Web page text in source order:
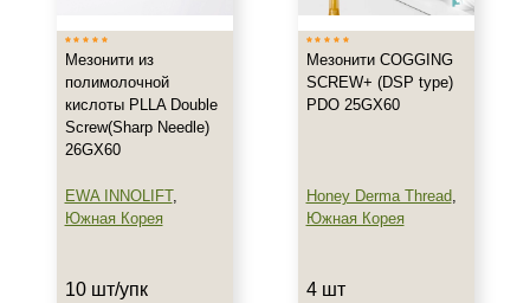
Мезонити из
полимолочной
кислоты PLLA Double
Screw(Sharp Needle)
26GX60
EWA INNOLIFT,
Южная Корея
10 шт/упк
Мезонити COGGING
SCREW+ (DSP type)
PDO 25GX60
Honey Derma Thread,
Южная Корея
4 шт